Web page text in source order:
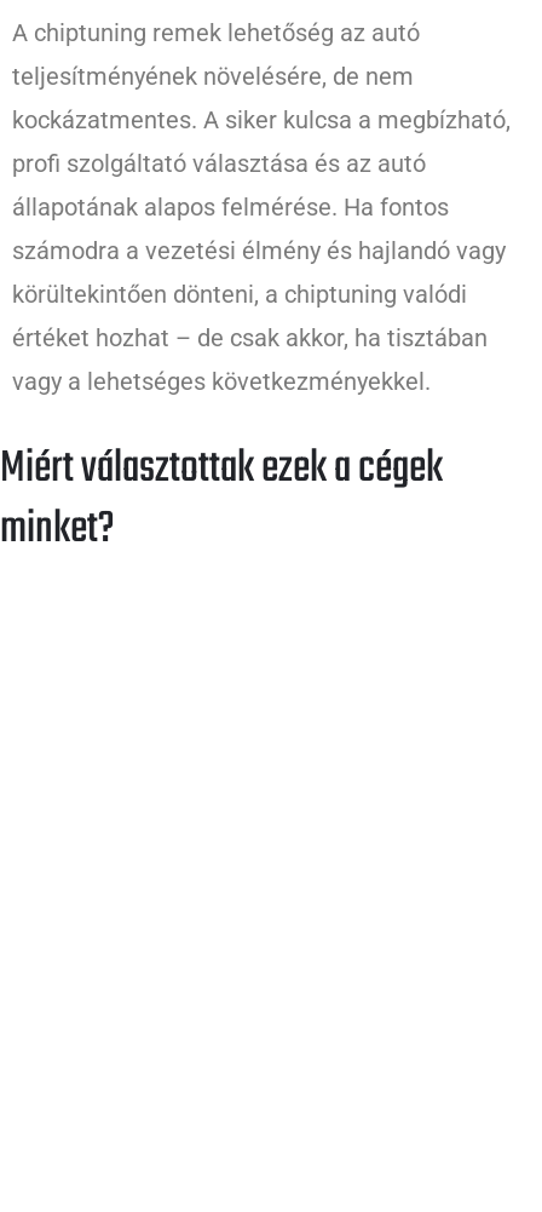
A chiptuning remek lehetőség az autó
teljesítményének növelésére, de nem
kockázatmentes. A siker kulcsa a megbízható,
profi szolgáltató választása és az autó
állapotának alapos felmérése. Ha fontos
számodra a vezetési élmény és hajlandó vagy
körültekintően dönteni, a chiptuning valódi
értéket hozhat – de csak akkor, ha tisztában
vagy a lehetséges következményekkel.
Miért választottak ezek a cégek
minket?